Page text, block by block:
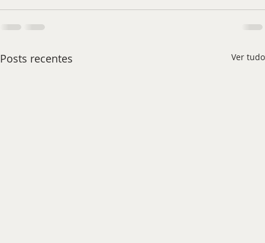
Posts recentes Ver tudo